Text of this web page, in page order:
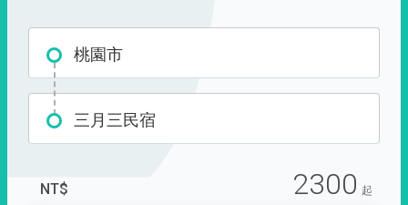
桃園市
三月三民宿
NT$ 2300 起